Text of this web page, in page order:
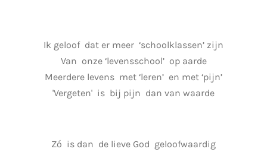
Ik geloof dat er meer ‘schoolklassen’ zijn
Van onze ‘levensschool’ op aarde
Meerdere levens met ‘leren’ en met ‘pijn’
'Vergeten' is bij pijn dan van waarde
Zó is dan de lieve God geloofwaardig